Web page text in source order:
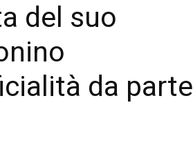
del suo
da parte